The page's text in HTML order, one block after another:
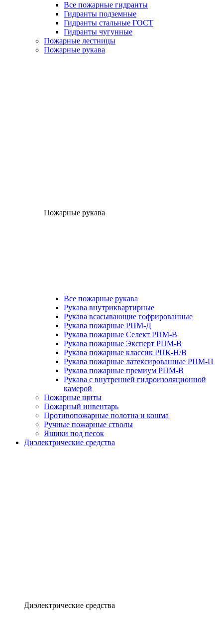
Все пожарные гидранты
Гидранты подземные
Гидранты стальные ГОСТ
Гидранты чугунные
Пожарные лестницы
Пожарные рукава
Пожарные рукава
Все пожарные рукава
Рукава внутриквартирные
Рукава всасывающие гофрированные
Рукава пожарные РПМ-Д
Рукава пожарные Селект РПМ-В
Рукава пожарные Эксперт РПМ-В
Рукава пожарные классик РПК-Н/В
Рукава пожарные латексированные РПМ-П
Рукава пожарные премиум РПМ-В
Рукава с внутренней гидроизоляционной
камерой
Пожарные щиты
Пожарный инвентарь
Противопожарные полотна и кошма
Ручные пожарные стволы
Ящики под песок
Диэлектрические средства
Диэлектрические средства